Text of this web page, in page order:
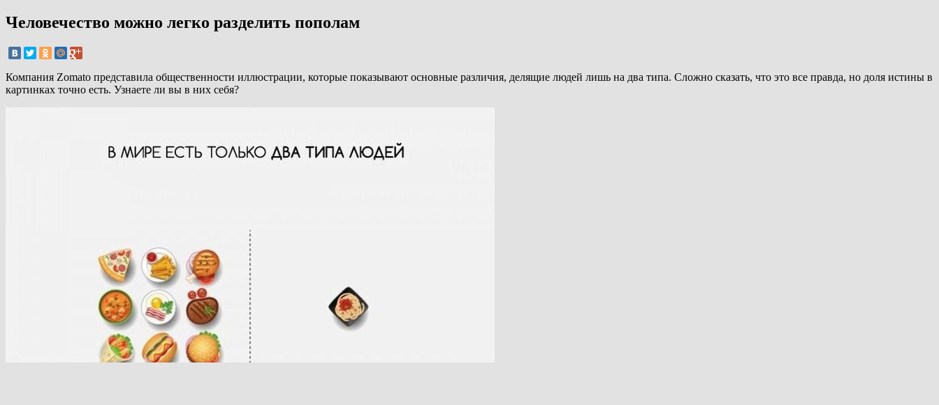
Человечество можно легко разделить пополам
Компания Zomato представила общественности иллюстрации, которые показывают основные различия, делящие людей лишь на два типа. Сложно сказать, что это все правда, но доля истины в
картинках точно есть. Узнаете ли вы в них себя?